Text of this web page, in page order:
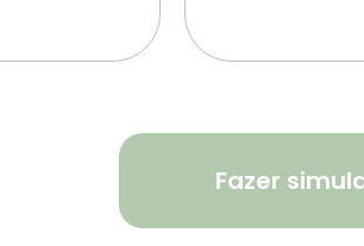
Fazer